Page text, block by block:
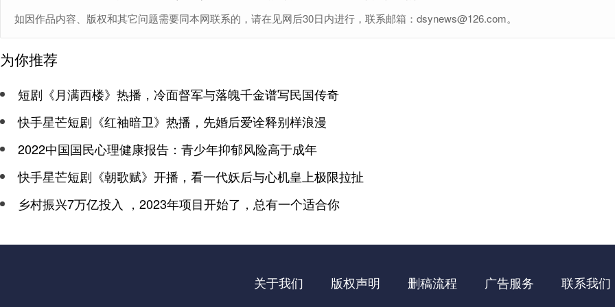
如因作品内容、版权和其它问题需要同本网联系的，请在见网后30日内进行，联系邮箱：dsynews@126.com。
为你推荐
短剧《月满西楼》热播，冷面督军与落魄千金谱写民国传奇
快手星芒短剧《红袖暗卫》热播，先婚后爱诠释别样浪漫
2022中国国民心理健康报告：青少年抑郁风险高于成年
快手星芒短剧《朝歌赋》开播，看一代妖后与心机皇上极限拉扯
乡村振兴7万亿投入 ，2023年项目开始了，总有一个适合你
关于我们 版权声明 删稿流程 广告服务 联系我们